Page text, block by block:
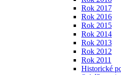
Rok 2017
Rok 2016
Rok 2015
Rok 2014
Rok 2013
Rok 2012
Rok 2011
Historické